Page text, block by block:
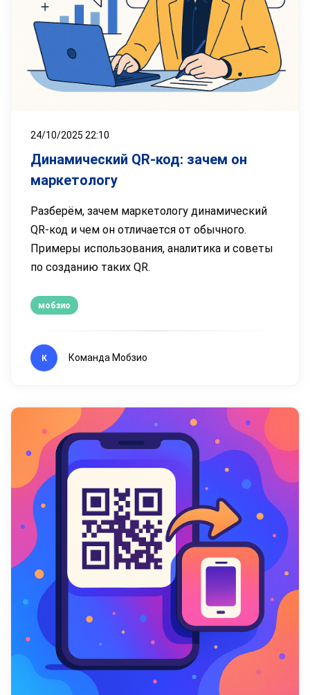
24/10/2025 22:10
Динамический QR-код: зачем он
маркетологу
Разберём, зачем маркетологу динамический
QR-код и чем он отличается от обычного.
Примеры использования, аналитика и советы
по созданию таких QR.
мобзио
К Команда Мобзио